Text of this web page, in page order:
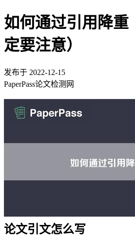
如何通过引用降重
定要注意）
发布于 2022-12-15
PaperPass论文检测网
论文引文怎么写